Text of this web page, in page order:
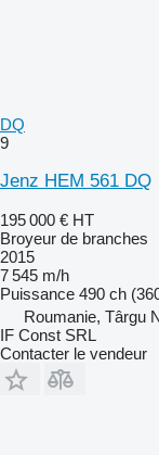
DQ
9
Jenz HEM 561 DQ
195 000 € HT
Broyeur de branches
2015
7 545 m/h
Puissance 490 ch
Roumanie, Târgu
IF Const SRL
Contacter le vendeur